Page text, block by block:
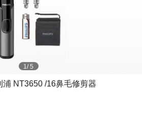
1/5
浦 NT3650 /16鼻毛修剪器